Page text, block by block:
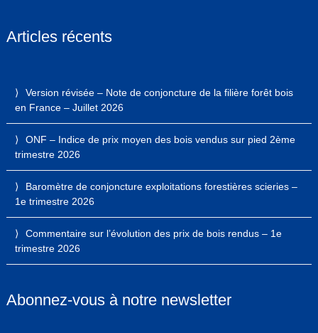
Articles récents
Version révisée – Note de conjoncture de la filière forêt bois
en France – Juillet 2026
ONF – Indice de prix moyen des bois vendus sur pied 2ème
trimestre 2026
Baromètre de conjoncture exploitations forestières scieries –
1e trimestre 2026
Commentaire sur l’évolution des prix de bois rendus – 1e
trimestre 2026
Abonnez-vous à notre newsletter